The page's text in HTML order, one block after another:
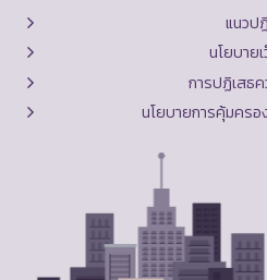
แนวป
นโยบาย
การปฏิเสธ
นโยบายการคุ้มคร